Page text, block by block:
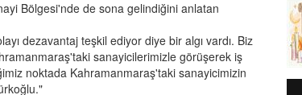
Bölgesi'nde de sona gelindiğini anlatan
dezavantaj teşkil ediyor diye bir algı vardı. Biz
sanayicilerimizle görüşerek iş
noktada Kahramanmaraş'taki sanayicimizin